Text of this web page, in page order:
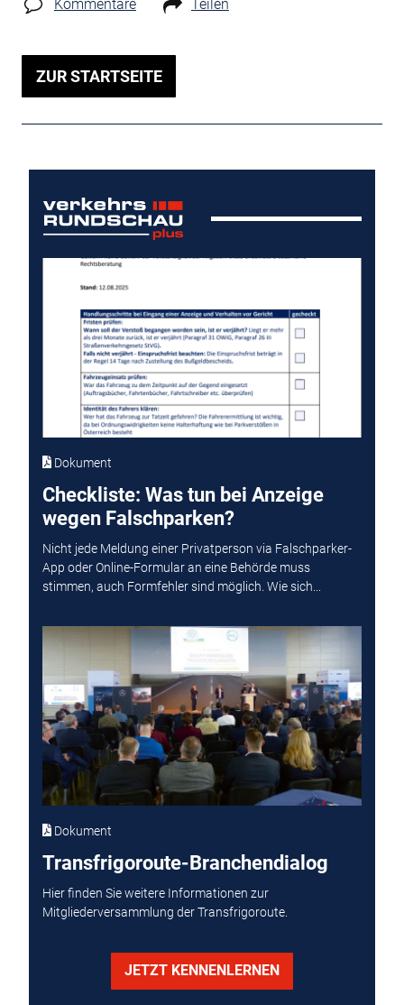
Kommentare Teilen
ZUR STARTSEITE
Dokument
Checkliste: Was tun bei Anzeige
wegen Falschparken?
Nicht jede Meldung einer Privatperson via Falschparker-
App oder Online-Formular an eine Behörde muss
stimmen, auch Formfehler sind möglich. Wie sich...
Dokument
Transfrigoroute-Branchendialog
Hier finden Sie weitere Informationen zur
Mitgliederversammlung der Transfrigoroute.
JETZT KENNENLERNEN